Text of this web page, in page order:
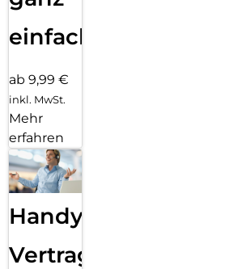
einfach
ab 9,99 €
inkl. MwSt.
Mehr
erfahren
Handy
Vertragsabwicklung